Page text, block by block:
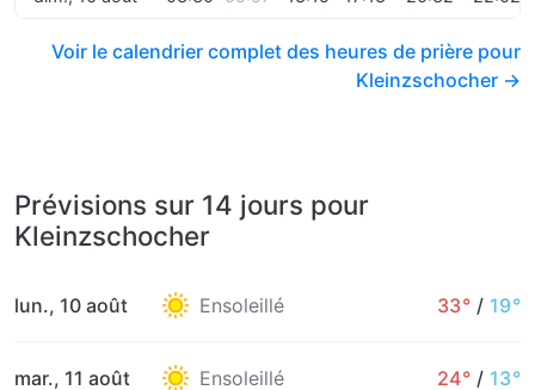
Voir le calendrier complet des heures de prière pour
Kleinzschocher →
Prévisions sur 14 jours pour
Kleinzschocher
lun., 10 août Ensoleillé 33° / 19°
mar., 11 août Ensoleillé 24° / 13°